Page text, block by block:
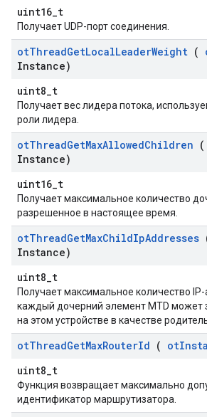
uint16_t
Получает UDP-порт соединения.
otThreadGetLocalLeaderWeight (
Instance)
uint8_t
Получает вес лидера потока,
роли лидера.
otThreadGetMaxAllowedChildren (
Instance)
uint16_t
Получает максимальное количество
разрешенное в настоящее время.
otThreadGetMaxChildIpAddresses
Instance)
uint8_t
Получает максимальное количество
каждый дочерний элемент MTD может
на этом устройстве в качестве
otThreadGetMaxRouterId ( ot
uint8_t
Функция возвращает максимально
идентификатор маршрутизатора.